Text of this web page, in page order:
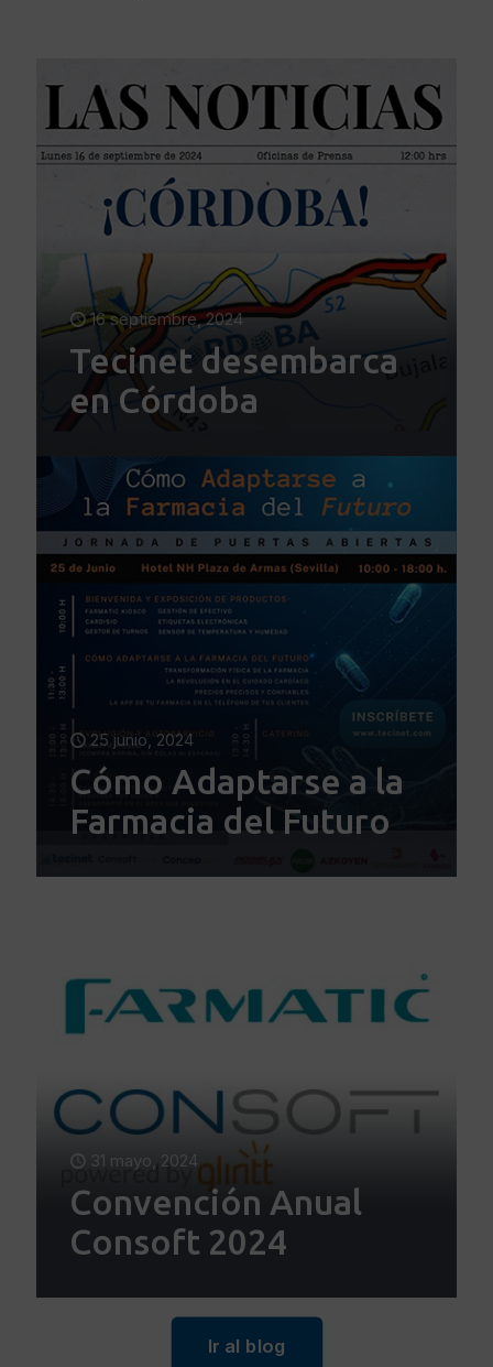
16 septiembre, 2024
Tecinet desembarca
en Córdoba
25 junio, 2024
Cómo Adaptarse a la
Farmacia del Futuro
31 mayo, 2024
Convención Anual
Consoft 2024
Ir al blog